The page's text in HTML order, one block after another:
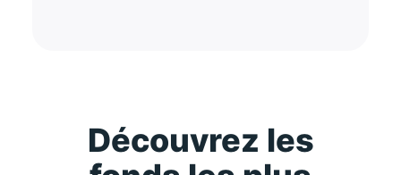
Découvrez les